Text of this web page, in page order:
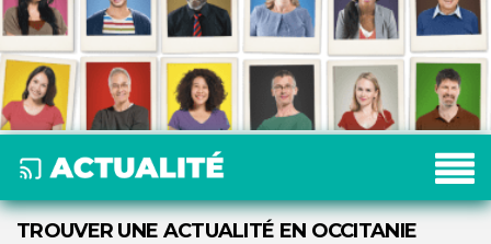
TROUVER UNE ACTUALITÉ EN OCCITANIE